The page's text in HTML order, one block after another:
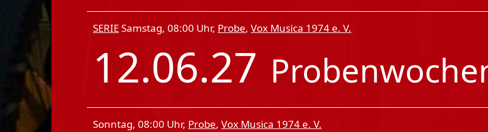
SERIESamstag, 08:00 Uhr, Probe, Vox Musica 1974 e. V.
12.06.27
Sonntag, 08:00 Uhr, Probe, Vox Musica 1974 e. V.